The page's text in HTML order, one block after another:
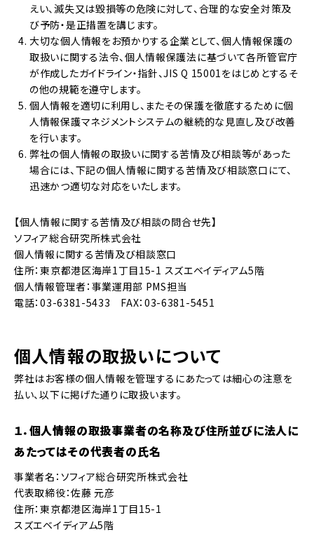
えい、滅失又は毀損等の危険に対して、合理的な安全対策及
び予防・是正措置を講じます。
大切な個人情報をお預かりする企業として、個人情報保護の
取扱いに関する法令、個人情報保護法に基づいて各所管官庁
が作成したガイドライン・指針、JIS Q 15001をはじめとするそ
の他の規範を遵守します。
個人情報を適切に利用し、またその保護を徹底するために個
人情報保護マネジメントシステムの継続的な見直し及び改善
を行います。
弊社の個人情報の取扱いに関する苦情及び相談等があった
場合には、下記の個人情報に関する苦情及び相談窓口にて、
迅速かつ適切な対応をいたします。
【個人情報に関する苦情及び相談の問合せ先】
ソフィア総合研究所株式会社
個人情報に関する苦情及び相談窓口
住所：東京都港区海岸1丁目15-1 スズエベイディアム5階
個人情報管理者：事業運用部 PMS担当
電話：03-6381-5433 FAX：03-6381-5451
個人情報の取扱いについて
弊社はお客様の個人情報を管理するにあたっては細心の注意を
払い、以下に掲げた通りに取扱います。
１．個人情報の取扱事業者の名称及び住所並びに法人に
あたってはその代表者の氏名
事業者名：ソフィア総合研究所株式会社
代表取締役：佐藤 元彦
住所：東京都港区海岸1丁目15-1
スズエベイディアム5階